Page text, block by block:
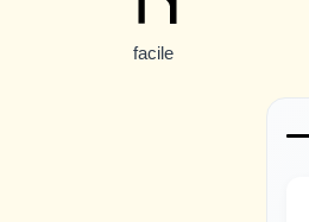
facile